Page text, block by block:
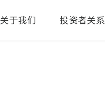
关于我们 投资者关系